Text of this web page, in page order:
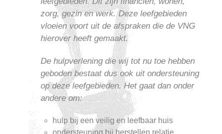
zorg, gezin en werk. Deze leefgebieden
vloeien voort uit de afspraken die de VNG
hierover heeft gemaakt.
De hulpverlening die wij tot nu toe hebben
geboden bestaat dus ook uit ondersteuning
op deze leefgebieden. Het gaat dan onder
andere om:
hulp bij een veilig en leefbaar huis
ondersteuning bij herstellen relatie